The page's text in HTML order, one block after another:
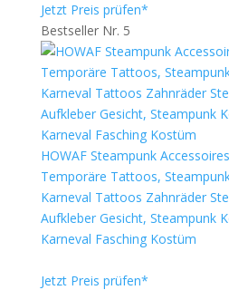
Jetzt Preis prüfen*
Bestseller Nr. 5
HOWAF Steampunk
Temporäre Tattoos,
Karneval Tattoos Zahnräder
Aufkleber Gesicht, Steampunk
Karneval Fasching Kostüm
Jetzt Preis prüfen*